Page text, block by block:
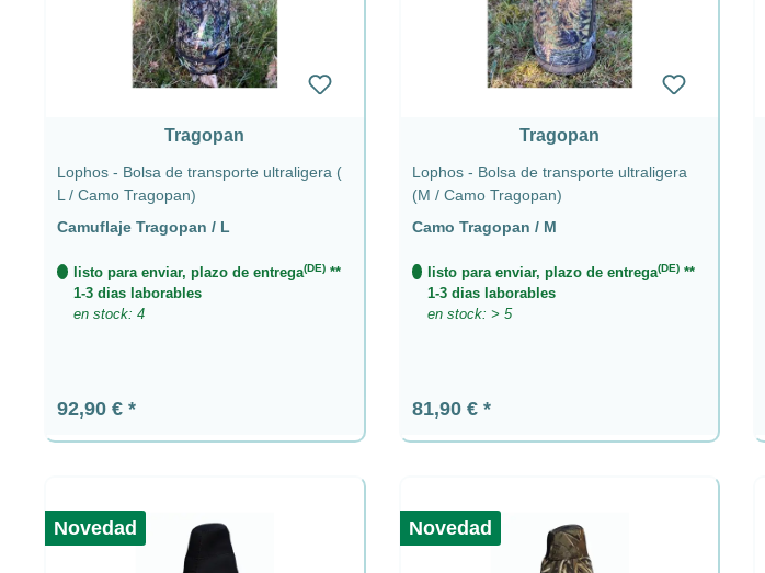
Tragopan
Lophos - Bolsa de transporte ultraligera (
L / Camo Tragopan)
Camuflaje Tragopan / L
listo para enviar, plazo de entrega(DE)**
1-3 dias laborables
en stock: 4
Precio normal:
92,90 €
Tragopan
Lophos - Bolsa de transporte ultraligera
(M / Camo Tragopan)
Camo Tragopan / M
listo para enviar, plazo de entrega(DE) **
1-3 dias laborables
en stock: > 5
Precio normal:
81,90 €
Novedad Novedad